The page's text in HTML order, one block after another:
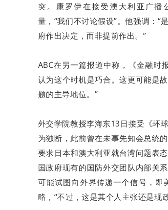
突。康罗伊在接受澳大利亚广播
量，“我们不讨论假设”。他强调：“
府作出决定，而非提前作出。”
ABC在另一篇报道中称，《金融时
认为这个时机是巧合。这更可能是
题的主导地位。”
外交学院教授李海东13日接受《环
为独断，此前曾在未事先知会总统
要求日本和澳大利亚就台湾问题表
国政府现有的国防外交团队内部关
可能试图向外界传递一个信号，
略，“不过，这是其个人主张还是现